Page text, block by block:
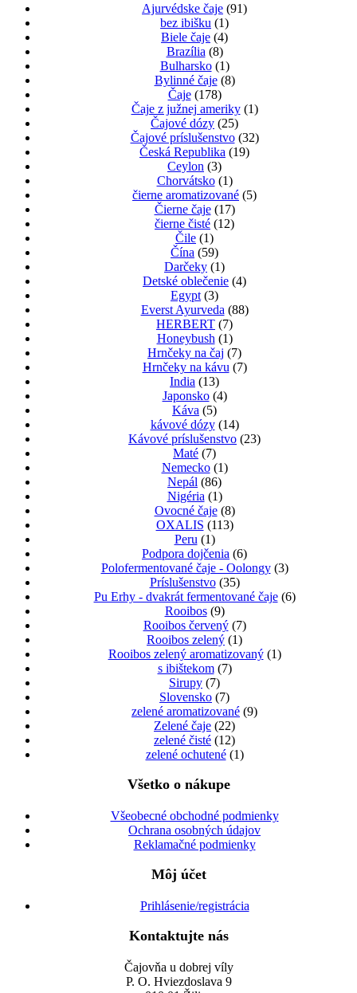
Ajurvédske čaje (91)
bez ibišku (1)
Biele čaje (4)
Brazília (8)
Bulharsko (1)
Bylinné čaje (8)
Čaje (178)
Čaje z južnej ameriky (1)
Čajové dózy (25)
Čajové príslušenstvo (32)
Česká Republika (19)
Ceylon (3)
Chorvátsko (1)
čierne aromatizované (5)
Čierne čaje (17)
čierne čisté (12)
Čile (1)
Čína (59)
Darčeky (1)
Detské oblečenie (4)
Egypt (3)
Everst Ayurveda (88)
HERBERT (7)
Honeybush (1)
Hrnčeky na čaj (7)
Hrnčeky na kávu (7)
India (13)
Japonsko (4)
Káva (5)
kávové dózy (14)
Kávové príslušenstvo (23)
Maté (7)
Nemecko (1)
Nepál (86)
Nigéria (1)
Ovocné čaje (8)
OXALIS (113)
Peru (1)
Podpora dojčenia (6)
Polofermentované čaje - Oolongy (3)
Príslušenstvo (35)
Pu Erhy - dvakrát fermentované čaje (6)
Rooibos (9)
Rooibos červený (7)
Rooibos zelený (1)
Rooibos zelený aromatizovaný (1)
s ibištekom (7)
Sirupy (7)
Slovensko (7)
zelené aromatizované (9)
Zelené čaje (22)
zelené čisté (12)
zelené ochutené (1)
Všetko o nákupe
Všeobecné obchodné podmienky
Ochrana osobných údajov
Reklamačné podmienky
Môj účet
Prihlásenie/registrácia
Kontaktujte nás
Čajovňa u dobrej víly
P. O. Hviezdoslava 9